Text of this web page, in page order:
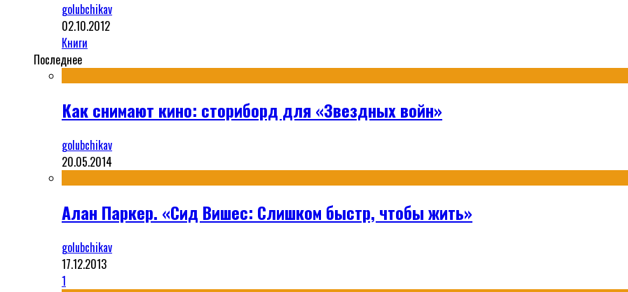
golubchikav
02.10.2012
Книги
Последнее
Как снимают кино: сториборд для «Звездных войн»
golubchikav
20.05.2014
Алан Паркер. «Сид Вишес: Слишком быстр, чтобы жить»
golubchikav
17.12.2013
1